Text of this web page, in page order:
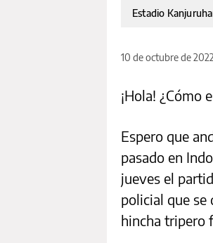
Estadio
10 de octubre de 2022
¡Hola! ¿Cómo
Espero que
pasado en
jueves el
policial que se
hincha tripero